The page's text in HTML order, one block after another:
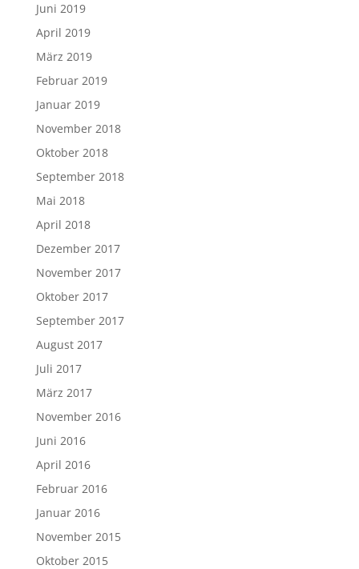
Juni 2019
April 2019
März 2019
Februar 2019
Januar 2019
November 2018
Oktober 2018
September 2018
Mai 2018
April 2018
Dezember 2017
November 2017
Oktober 2017
September 2017
August 2017
Juli 2017
März 2017
November 2016
Juni 2016
April 2016
Februar 2016
Januar 2016
November 2015
Oktober 2015